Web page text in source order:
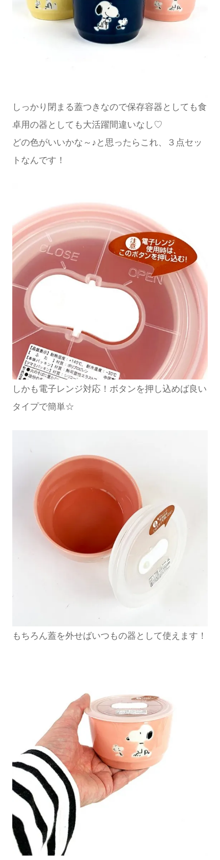
しっかり閉まる蓋つきなので保存容器としても食
卓用の器としても大活躍間違いなし♡
どの色がいいかな～♪と思ったらこれ、３点セッ
トなんです！
しかも電子レンジ対応！ボタンを押し込めば良い
タイプで簡単☆
もちろん蓋を外せばいつもの器として使えます！